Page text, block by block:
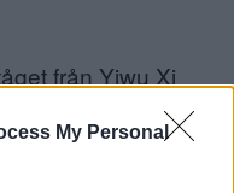
My Personal
från Yiwu Xi